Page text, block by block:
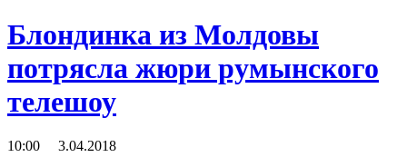
Блондинка из Молдовы
потрясла жюри румынского
телешоу
10:00 3.04.2018